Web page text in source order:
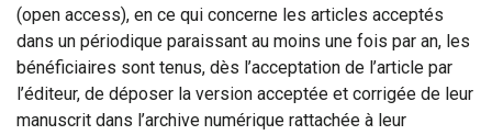
(open access), en ce qui concerne les articles acceptés
dans un périodique paraissant au moins une fois par an, les
bénéficiaires sont tenus, dès l’acceptation de l’article par
l’éditeur, de déposer la version acceptée et corrigée de leur
manuscrit dans l’archive numérique rattachée à leur